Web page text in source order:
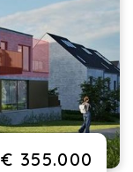
€ 355.000